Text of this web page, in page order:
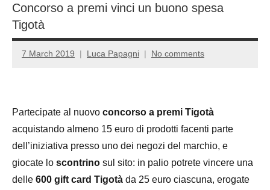
Concorso a premi vinci un buono spesa
Tigotà
7 March 2019 Luca Papagni No comments
Partecipate al nuovo concorso a premi Tigotà
acquistando almeno 15 euro di prodotti facenti parte
dell’iniziativa presso uno dei negozi del marchio, e
giocate lo scontrino sul sito: in palio potrete vincere una
delle 600 gift card Tigotà da 25 euro ciascuna, erogate